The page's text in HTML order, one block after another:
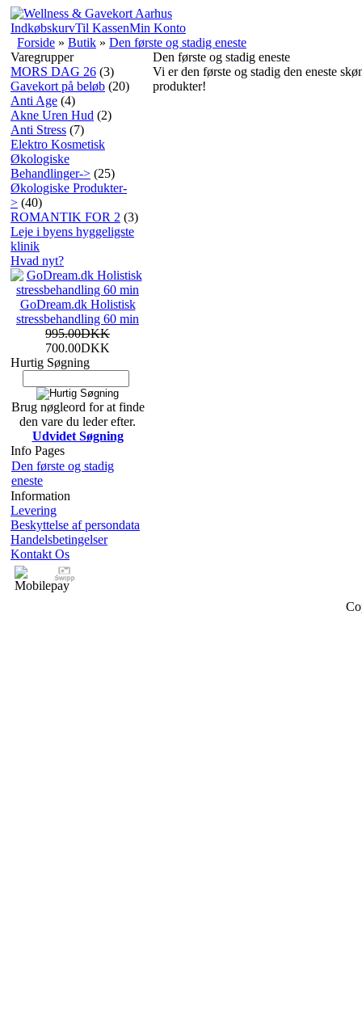
IndkøbskurvTil KassenMin Konto
Forside » Butik » Den første og stadig eneste
Den første og stadig eneste
Vi er den første og stadig den eneste
produkter!
Varegrupper
MORS DAG 26 (3)
Gavekort på beløb (20)
Anti Age (4)
Akne Uren Hud (2)
Anti Stress (7)
Elektro Kosmetisk
Økologiske
Behandlinger-> (25)
Økologiske Produkter-
> (40)
ROMANTIK FOR 2 (3)
Leje i byens hyggeligste
klinik
Hvad nyt?
GoDream.dk Holistisk
stressbehandling 60 min
995.00DKK
700.00DKK
Hurtig Søgning
Brug nøgleord for at finde
den vare du leder efter.
Udvidet Søgning
Info Pages
Den første og stadig
eneste
Information
Levering
Beskyttelse af persondata
Handelsbetingelser
Kontakt Os